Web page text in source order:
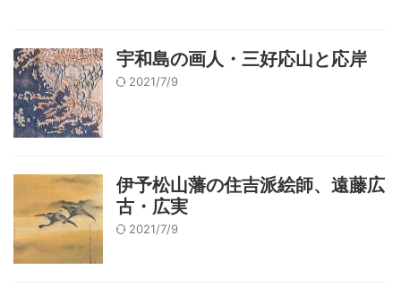
宇和島の画人・三好応山と応岸
2021/7/9
伊予松山藩の住吉派絵師、遠藤広
古・広実
2021/7/9